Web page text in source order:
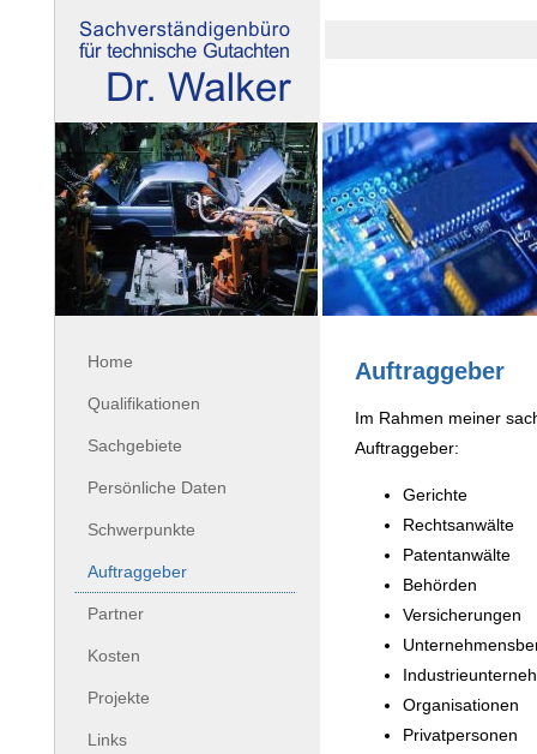
Home
Qualifikationen
Sachgebiete
Persönliche Daten
Schwerpunkte
Auftraggeber
Partner
Kosten
Projekte
Links
Auftraggeber
Im Rahmen meiner
Auftraggeber:
Gerichte
Rechtsanwälte
Patentanwälte
Behörden
Versicherungen
Organisationen
Privatpersonen